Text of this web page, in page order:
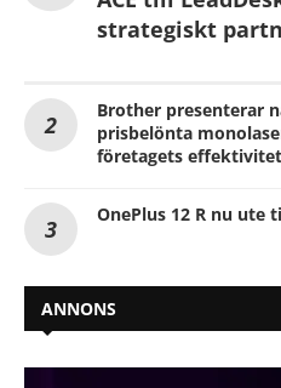
strategiskt
Brother presenterar
prisbelönta
företagets effektivitet
OnePlus 12 R nu ute
ANNONS